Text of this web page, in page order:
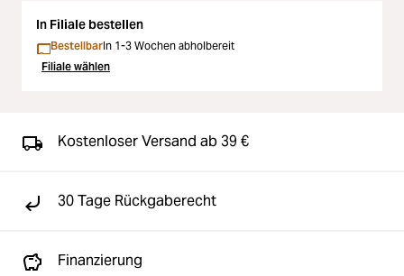
In Filiale bestellen
BestellbarIn 1-3 Wochen abholbereit
Filiale wählen
Kostenloser Versand ab 39 €
30 Tage Rückgaberecht
Finanzierung